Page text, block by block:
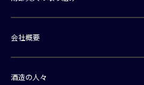
会社概要
酒造の人々